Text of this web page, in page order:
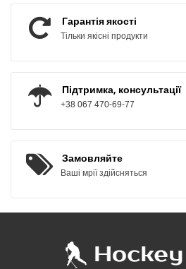
Гарантія якості
Тільки якісні продукти
Підтримка, консультації
+38 067 470-69-77
Замовляйте
Ваші мрії здійсняться